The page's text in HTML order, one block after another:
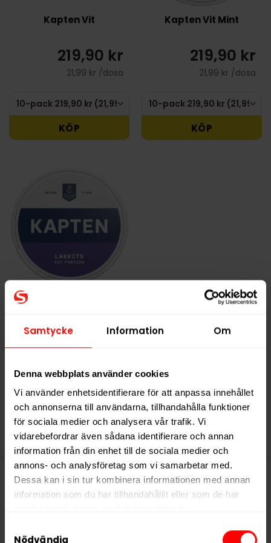
Samtycke Information Om
Denna webbplats använder cookies
Vi använder enhetsidentifierare för att anpassa innehållet
och annonserna till användarna, tillhandahålla funktioner
för sociala medier och analysera vår trafik. Vi
vidarebefordrar även sådana identifierare och annan
information från din enhet till de sociala medier och
annons- och analysföretag som vi samarbetar med.
Dessa kan i sin tur kombinera informationen med annan
information som du har tillhandahållit eller som de har
We work with
who may receive and
Nödvändig
Kapten Vit
219,90 kr
21,99 kr /dosa
KÖP
Kapten Vit Mint
219,90 kr
21,99 kr /dosa
KÖP
Kapten Vit Lakrits
219,90 kr
21,99 kr /dosa
KÖP
Denna produkt innehåller
beroendeframkallande ämne.